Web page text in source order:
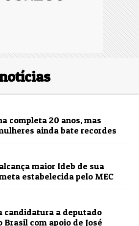
completa 20 anos, mas
ainda bate recordes
maior Ideb de sua
estabelecida pelo MEC
candidatura a deputado
Brasil com apoio de José